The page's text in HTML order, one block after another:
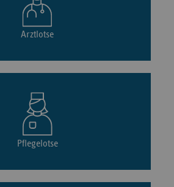
Arztlotse
Pflegelotse